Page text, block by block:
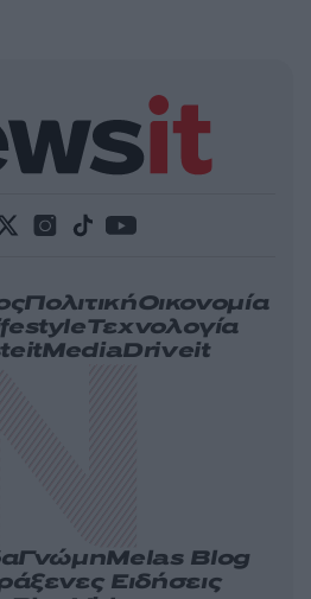
ΠολιτικήΟικονομία
Τεχνολογία
MediaDriveit
ΓνώμηMelas Blog
Ειδήσεις